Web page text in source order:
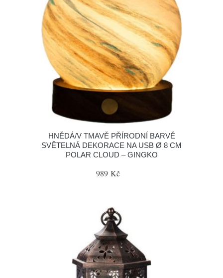
HNĚDÁ/V TMAVĚ PŘÍRODNÍ BARVĚ
SVĚTELNÁ DEKORACE NA USB Ø 8 CM
POLAR CLOUD – GINGKO
989 Kč